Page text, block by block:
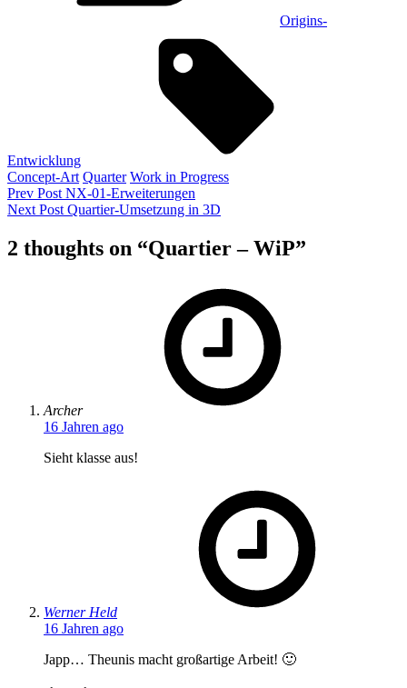
Origins-
Entwicklung
Concept-Art Quarter Work in Progress
Beitragsnavigation
Previous
Post
Prev Post NX-01-Erweiterungen
Next
Next Post Quartier-Umsetzung in 3D
2 thoughts on “Quartier – WiP”
Archer
16 Jahren ago
Sieht klasse aus!
Werner Held
16 Jahren ago
Japp… Theunis macht großartige Arbeit! 🙂